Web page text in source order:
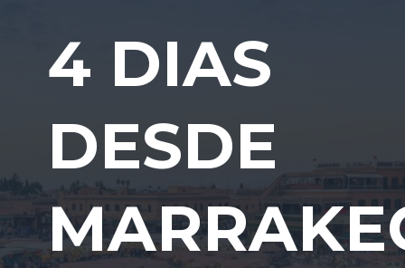
4 DIAS
DESDE